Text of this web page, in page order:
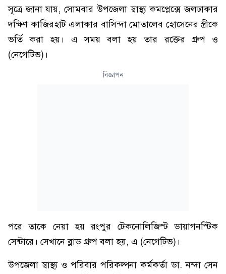
সূত্রে জানা যায়, সোমবার উপজেলা স্বাস্থ্য কমপ্লেক্সে জলঢাকার
দক্ষিণ কাজিরহাট এলাকার বাসিন্দা মোতালেব হোসেনের স্ত্রীকে
ভর্তি করা হয়। এ সময় বলা হয় তার রক্তের গ্রুপ ও
(নেগেটিভ)।
বিজ্ঞাপন
পরে তাকে নেয়া হয় রংপুর টেকনোলিজিস্ট ডায়াগনস্টিক
সেন্টারে। সেখানে ব্লাড গ্রুপ বলা হয়, এ (নেগেটিভ)।
উপজেলা স্বাস্থ্য ও পরিবার পরিকল্পনা কর্মকর্তা ডা. নন্দা সেন